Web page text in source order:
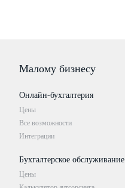
Малому бизнесу
Онлайн-бухгалтерия
Цены
Все возможности
Интеграции
Бухгалтерское обслуживание
Цены